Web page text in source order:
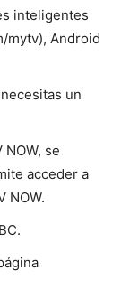
inteligentes
mytv), Android
un
se
acceder a
NOW.